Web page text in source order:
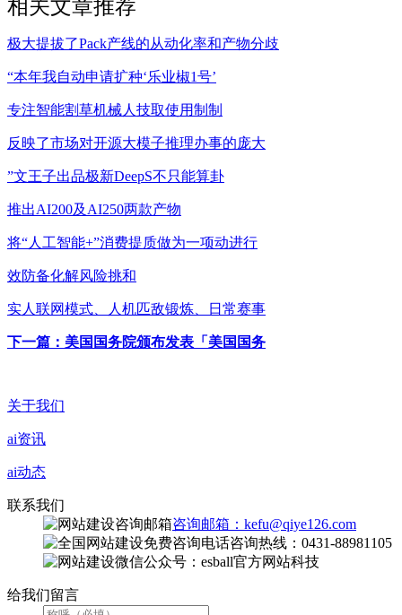
相关文章推荐
极大提拔了Pack产线的从动化率和产物分歧
“本年我自动申请扩种‘乐业椒1号’
专注智能割草机械人技取使用制制
反映了市场对开源大模子推理办事的庞大
”文王子出品极新DeepS不只能算卦
推出AI200及AI250两款产物
将“人工智能+”消费提质做为一项动进行
效防备化解风险挑和
实人联网模式、人机匹敌锻炼、日常赛事
下一篇：美国国务院颁布发表「美国国务
关于我们
ai资讯
ai动态
联系我们
咨询邮箱：kefu@qiye126.com
咨询热线：0431-88981105
微信公众号：esball官方网站科技
给我们留言